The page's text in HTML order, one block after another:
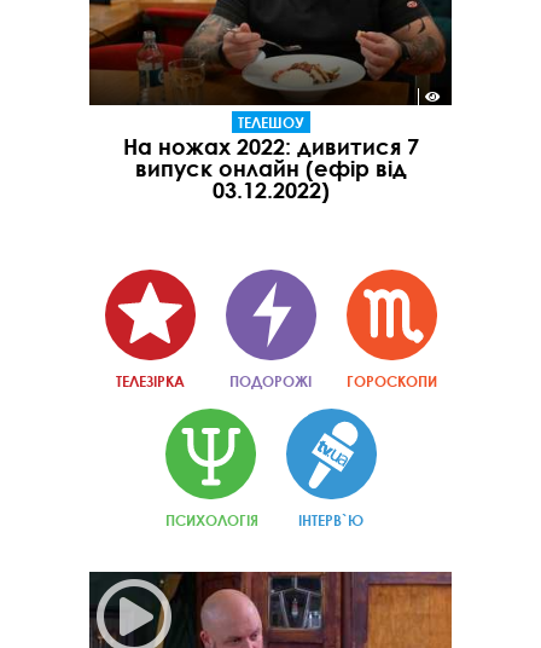
ТЕЛЕШОУ
На ножах 2022: дивитися 7
випуск онлайн (ефір від
03.12.2022)
ТЕЛЕЗІРКА ПОДОРОЖІ ГОРОСКОПИ
ПСИХОЛОГІЯ ІНТЕРВ`Ю